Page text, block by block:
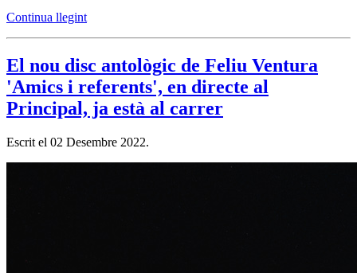
Continua llegint
El nou disc antològic de Feliu Ventura
'Amics i referents', en directe al
Principal, ja està al carrer
Escrit el 02 Desembre 2022.